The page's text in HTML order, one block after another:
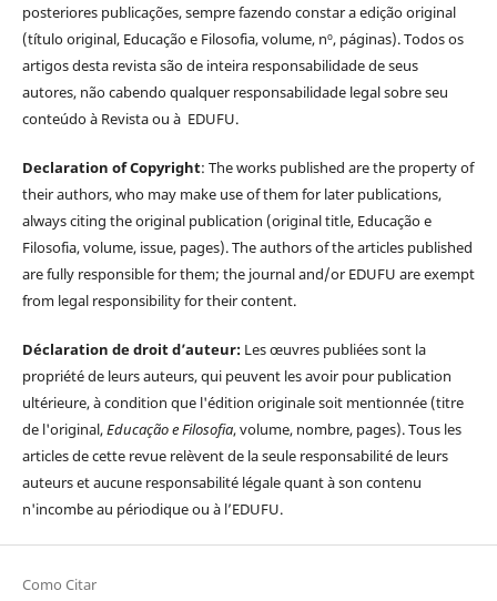
posteriores publicações, sempre fazendo constar a edição original
(título original, Educação e Filosofia, volume, nº, páginas). Todos os
artigos desta revista são de inteira responsabilidade de seus
autores, não cabendo qualquer responsabilidade legal sobre seu
conteúdo à Revista ou à EDUFU.
Declaration of Copyright: The works published are the property of
their authors, who may make use of them for later publications,
always citing the original publication (original title, Educação e
Filosofia, volume, issue, pages). The authors of the articles published
are fully responsible for them; the journal and/or EDUFU are exempt
from legal responsibility for their content.
Déclaration de droit d’auteur: Les œuvres publiées sont la
propriété de leurs auteurs, qui peuvent les avoir pour publication
ultérieure, à condition que l'édition originale soit mentionnée (titre
de l'original,Educação e Filosofia, volume, nombre, pages). Tous les
articles de cette revue relèvent de la seule responsabilité de leurs
auteurs et aucune responsabilité légale quant à son contenu
n'incombe au périodique ou à l’EDUFU.
Como Citar